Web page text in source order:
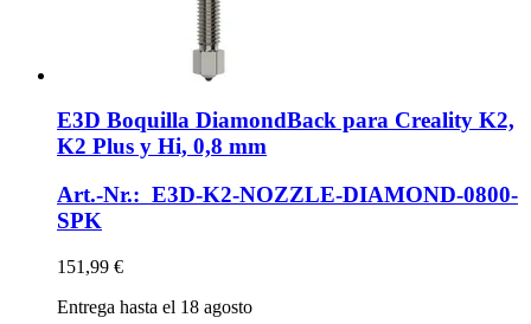
E3D Boquilla DiamondBack para Creality K2,
K2 Plus y Hi, 0,8 mm
Art.-Nr.: E3D-K2-NOZZLE-DIAMOND-0800-
SPK
151,99 €
Entrega hasta el 18 agosto